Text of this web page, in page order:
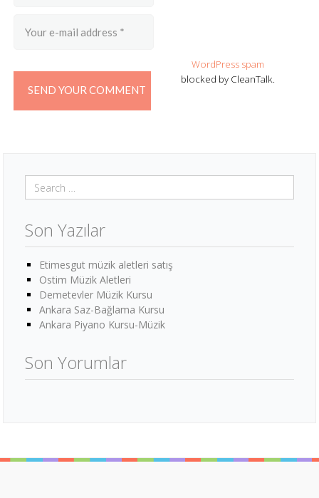
WordPress spam
blocked by CleanTalk.
Son Yazılar
Etimesgut müzik aletleri satış
Ostim Müzik Aletleri
Demetevler Müzik Kursu
Ankara Saz-Bağlama Kursu
Ankara Piyano Kursu-Müzik
Son Yorumlar